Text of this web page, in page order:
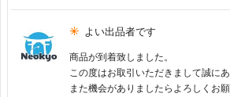
よい出品者です
商品が到着致しました。
この度はお取引いただきまして誠に
また機会がありましたらよろしくお願